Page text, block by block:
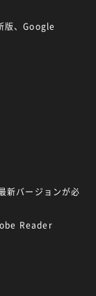
、Google
新バージョンが必
Reader